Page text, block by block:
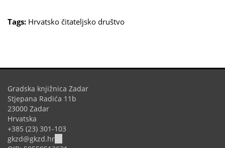
Tags: Hrvatsko čitateljsko društvo
Gradska knjižnica Zadar
Stjepana Radića 11b
23000 Zadar
Hrvatska
+385 (23) 301-103
gkzd@gkzd.hr